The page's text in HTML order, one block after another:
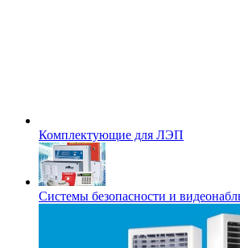
Комплектующие для ЛЭП
Системы безопасности и